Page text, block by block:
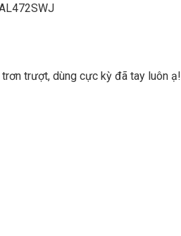
trượt, dùng cực kỳ đã tay luôn ạ!